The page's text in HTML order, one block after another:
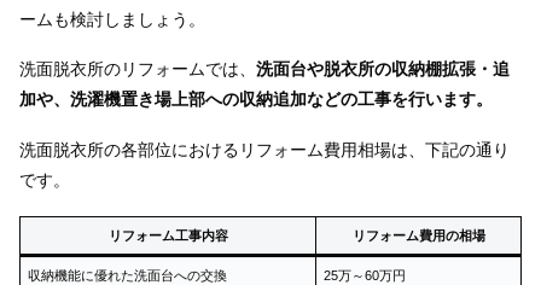
ームも検討しましょう。
洗面脱衣所のリフォームでは、 洗面台や脱衣所の収納棚拡張・追
加や、洗濯機置き場上部への収納追加などの工事を行います。
洗面脱衣所の各部位におけるリフォーム費用相場は、下記の通り
です。
リフォーム工事内容 リフォーム費用の相場
収納機能に優れた洗面台への交換 25万～60万円